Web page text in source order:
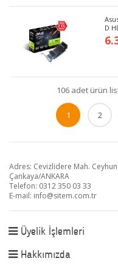
D
106 adet ürün
1 2
Adres: Cevizlidere Mah.
Çankaya/ANKARA
Telefon: 0312 350 03 33
E-mail: info@sitem.com.tr
Üyelik İşlemleri
Hakkımızda